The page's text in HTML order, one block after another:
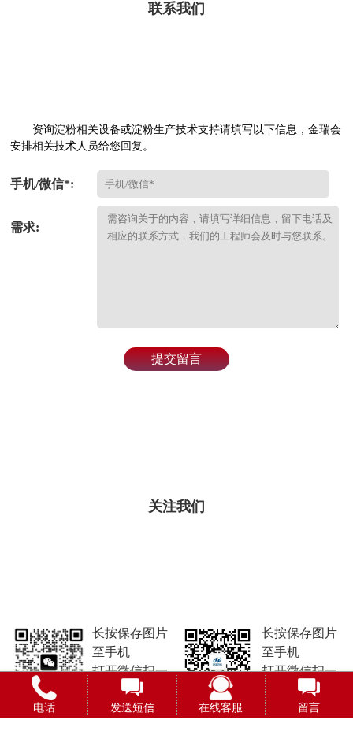
联系我们
资询淀粉相关设备或淀粉生产技术支持请填写以下信息，金瑞会
安排相关技术人员给您回复。
手机/微信*:
需求:
提交留言
关注我们
微信号
长按保存图片
至手机
打开微信扫一
扫即可添加
微信公众号
长按保存图片
至手机
打开微信扫一
扫即可关注
电话 发送短信 在线客服 留言